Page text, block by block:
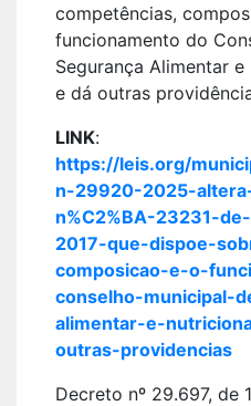
competências,
funcionamento do
Segurança Alimentar
e dá outras
LINK:
https://leis.org/
n-29920-2025-
n%C2%BA-23231-
2017-que-dispoe-
composicao-e-o-
conselho-municipal-
alimentar-e-
outras-providencias
Decreto nº 29.697, de